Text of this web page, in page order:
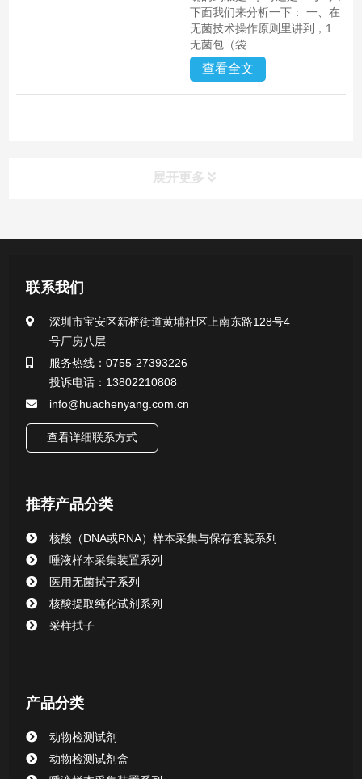
下面我们来分析一下： 一、在
无菌技术操作原则里讲到，1.
无菌包（袋...
查看全文
展开更多
产品中心
医用无菌采样拭子系列
一次性使用采样器系列
微生物样本保存液（通用运输传媒介质）系列
核酸（DNA&RNA）样本采集与保存套装系列
唾液样本采集装置系列
清洁验证棉签系列
动物检测试剂
联系我们
深圳市宝安区新桥街道黄埔社区上南东路128号4
号厂房八层
服务热线：0755-27393226
投诉电话：13802210808
info@huachenyang.com.cn
查看详细联系方式
推荐产品分类
核酸（DNA或RNA）样本采集与保存套装系列
唾液样本采集装置系列
医用无菌拭子系列
核酸提取纯化试剂系列
采样拭子
产品分类
动物检测试剂
动物检测试剂盒